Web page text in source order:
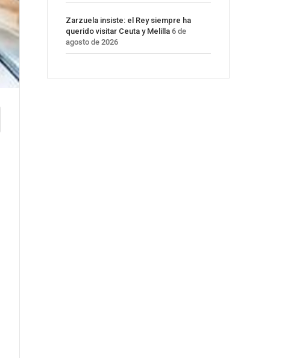
Zarzuela insiste: el Rey siempre ha
querido visitar Ceuta y Melilla 6 de
agosto de 2026